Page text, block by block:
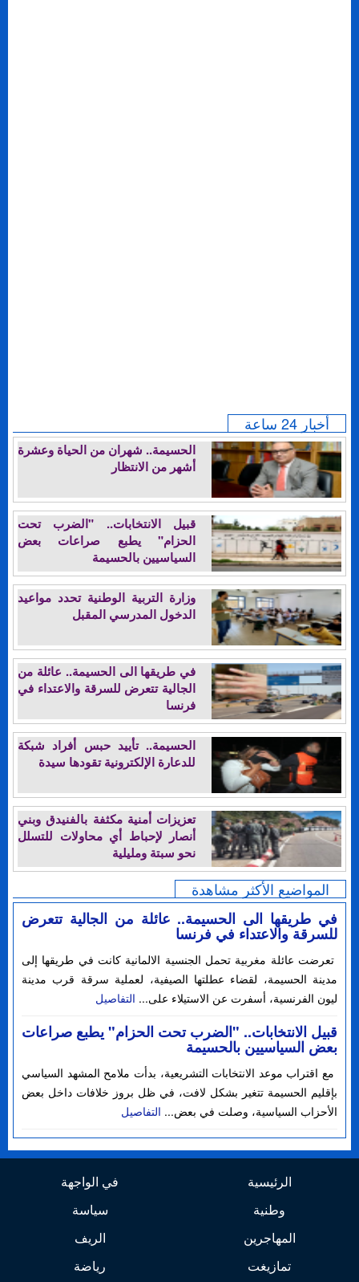
أخبار 24 ساعة
الحسيمة.. شهران من الحياة وعشرة
أشهر من الانتظار
قبيل الانتخابات.. "الضرب تحت
الحزام" يطبع صراعات بعض
السياسيين بالحسيمة
وزارة التربية الوطنية تحدد مواعيد
الدخول المدرسي المقبل
في طريقها الى الحسيمة.. عائلة من
الجالية تتعرض للسرقة والاعتداء في
فرنسا
الحسيمة.. تأييد حبس أفراد شبكة
للدعارة الإلكترونية تقودها سيدة
تعزيزات أمنية مكثفة بالفنيدق وبني
أنصار لإحباط أي محاولات للتسلل
نحو سبتة ومليلية
المواضيع الأكثر مشاهدة
في طريقها الى الحسيمة.. عائلة من الجالية تتعرض
للسرقة والاعتداء في فرنسا
تعرضت عائلة مغربية تحمل الجنسية الالمانية كانت في طريقها إلى
مدينة الحسيمة، لقضاء عطلتها الصيفية، لعملية سرقة قرب مدينة
ليون الفرنسية، أسفرت عن الاستيلاء على... التفاصيل
قبيل الانتخابات.. "الضرب تحت الحزام" يطبع صراعات
بعض السياسيين بالحسيمة
مع اقتراب موعد الانتخابات التشريعية، بدأت ملامح المشهد السياسي
بإقليم الحسيمة تتغير بشكل لافت، في ظل بروز خلافات داخل بعض
الأحزاب السياسية، وصلت في بعض... التفاصيل
في الواجهة
الرئيسية
سياسة
وطنية
الريف
المهاجرين
رياضة
تمازيغت